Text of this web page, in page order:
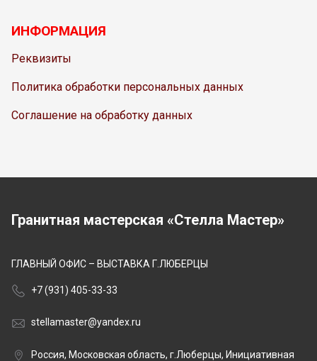
ИНФОРМАЦИЯ
Реквизиты
Политика обработки персональных данных
Соглашение на обработку данных
Гранитная мастерская «Стелла Мастер»
ГЛАВНЫЙ ОФИС – ВЫСТАВКА Г.ЛЮБЕРЦЫ
+7 (931) 405-33-33
stellamaster@yandex.ru
Россия, Московская область, г.Люберцы, Инициативная